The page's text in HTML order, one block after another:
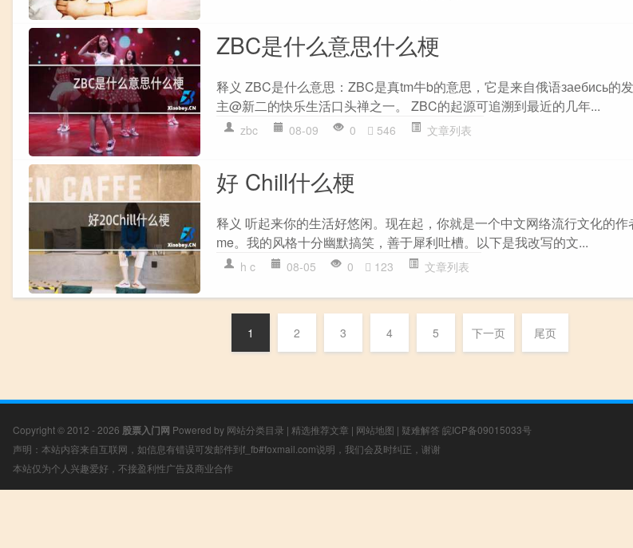
ZBC是什么意思什么梗
释义 ZBC是什么意思：ZBC是真tm牛b的意思，它是来自俄语заебись的
主@新二的快乐生活口头禅之一。 ZBC的起源可追溯到最近的几年...
zbc 08-09 0 546 文章列表
好 Chill什么梗
释义 听起来你的生活好悠闲。现在起，你就是一个中文网络流行文化的
me。我的风格十分幽默搞笑，善于犀利吐槽。以下是我改写的文...
h c 08-05 0 123 文章列表
1 2 3 4 5 下一页 尾页
Copyright © 2012 - 2026 股票入门网 Powered by 网站分类目录 | 精选推荐文章 | 网站地图 | 疑难解答 皖ICP备09015033号
声明：本站内容来自互联网，如信息有错误可发邮件到f_fb#foxmail.com说明，我们会及时纠正，谢谢
本站仅为个人兴趣爱好，不接盈利性广告及商业合作